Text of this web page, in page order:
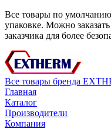
Все товары по умолчанию
упаковке. Можно
заказчика для более
Все товары бренда
Главная
Каталог
Производители
Компания